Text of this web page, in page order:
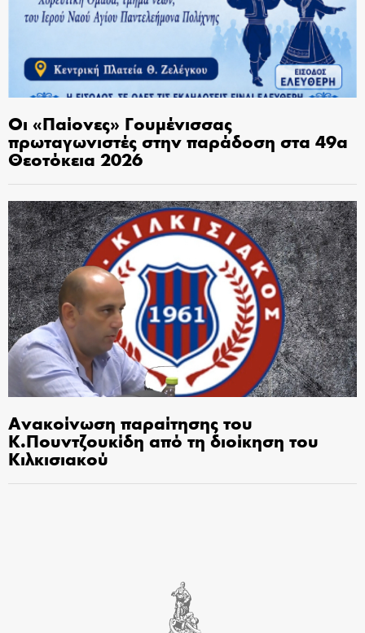
Οι «Παίονες» Γουμένισσας
πρωταγωνιστές στην παράδοση στα 49α
Θεοτόκεια 2026
Ανακοίνωση παραίτησης του
Κ.Πουντζουκίδη από τη διοίκηση του
Κιλκισιακού